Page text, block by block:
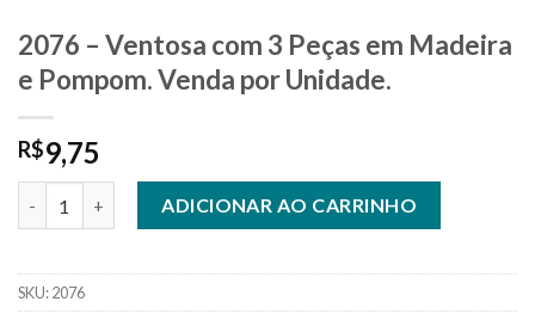
2076 – Ventosa com 3 Peças em Madeira
e Pompom. Venda por Unidade.
R$9,75
ADICIONAR AO CARRINHO
SKU:2076